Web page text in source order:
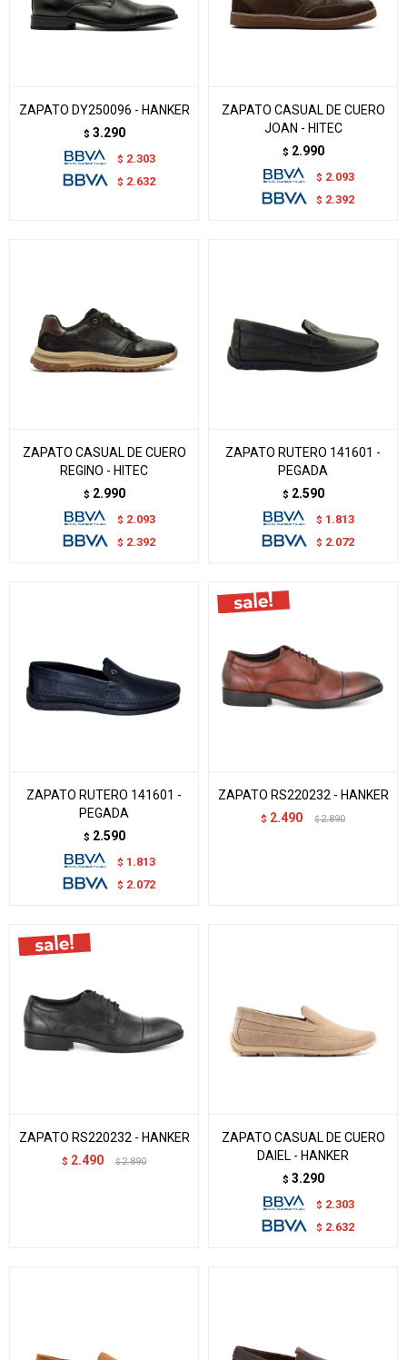
ZAPATO DY250096 - HANKER
$ 3.290
$ 2.303
$ 2.632
ZAPATO CASUAL DE CUERO
JOAN - HITEC
$ 2.990
$ 2.093
$ 2.392
ZAPATO CASUAL DE CUERO
REGINO - HITEC
$ 2.990
$ 2.093
$ 2.392
ZAPATO RUTERO 141601 -
PEGADA
$ 2.590
$ 1.813
$ 2.072
ZAPATO RUTERO 141601 -
PEGADA
$ 2.590
$ 1.813
$ 2.072
ZAPATO RS220232 - HANKER
$ 2.490 $ 2.890
ZAPATO RS220232 - HANKER
$ 2.490 $ 2.890
ZAPATO CASUAL DE CUERO
DAIEL - HANKER
$ 3.290
$ 2.303
$ 2.632